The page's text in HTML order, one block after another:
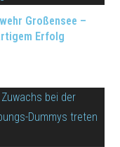
Großensee –
Erfolg